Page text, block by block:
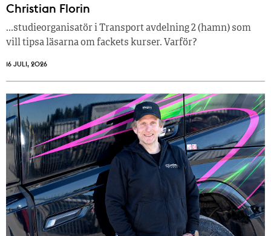
Christian Florin
…studieorganisatör i Transport avdelning 2 (hamn) som
vill tipsa läsarna om fackets kurser. Varför?
16 JULI, 2026